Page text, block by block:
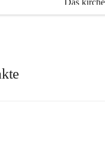
Das